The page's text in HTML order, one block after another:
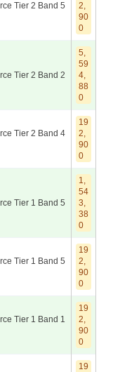
Tier 2 Band 5
2,
90
0
Tier 2 Band 2
5,
59
4,
88
0
Tier 2 Band 4
19
2,
90
0
Tier 1 Band 5
1,
54
3,
38
0
Tier 1 Band 5
19
2,
90
0
Tier 1 Band 1
19
2,
90
0
19